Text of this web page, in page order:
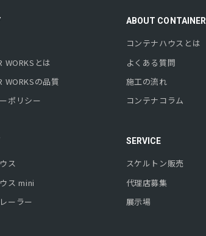
WORKS とは
WORKSの品質
ポリシー
ス
ス mini
ーラー
ABOUT CONTAINER
コンテナハウスとは
よくある質問
施工の流れ
コンテナコラム
SERVICE
スケルトン販売
代理店募集
展示場